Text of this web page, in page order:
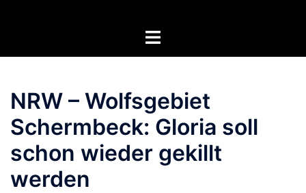
Menü
NRW – Wolfsgebiet
Schermbeck: Gloria soll
schon wieder gekillt
werden